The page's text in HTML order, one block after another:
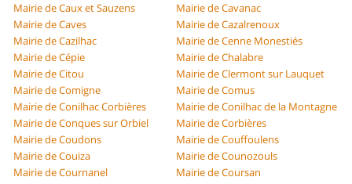
Mairie de Caux et Sauzens
Mairie de Cavanac
Mairie de Caves
Mairie de Cazalrenoux
Mairie de Cazilhac
Mairie de Cenne Monestiés
Mairie de Cépie
Mairie de Chalabre
Mairie de Citou
Mairie de Clermont sur Lauquet
Mairie de Comigne
Mairie de Comus
Mairie de Conilhac Corbières
Mairie de Conilhac de la Montagne
Mairie de Conques sur Orbiel
Mairie de Corbières
Mairie de Coudons
Mairie de Couffoulens
Mairie de Couiza
Mairie de Counozouls
Mairie de Cournanel
Mairie de Coursan